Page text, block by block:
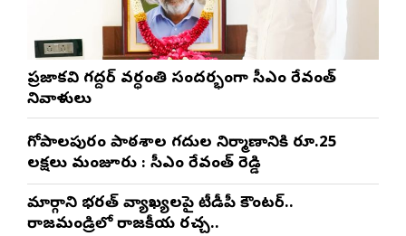
ప్రజాకవి గద్దర్‌ వర్ధంతి సందర్భంగా సీఎం రేవంత్‌
నివాళులు
గోపాల‌పురం పాఠ‌శాల గ‌దుల నిర్మాణానికి రూ.25
ల‌క్ష‌లు మంజూరు : సీఎం రేవంత్ రెడ్డి
మార్గాని భరత్ వ్యాఖ్యలపై టీడీపీ కౌంటర్..
రాజమండ్రిలో రాజకీయ రచ్చ..